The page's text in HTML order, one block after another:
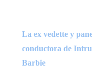
La ex vedette y
conductora de
Barbie